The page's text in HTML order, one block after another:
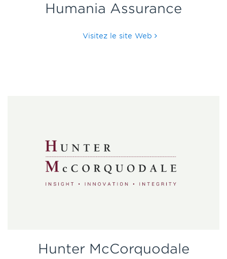
Humania Assurance
Visitez le site Web
Hunter McCorquodale